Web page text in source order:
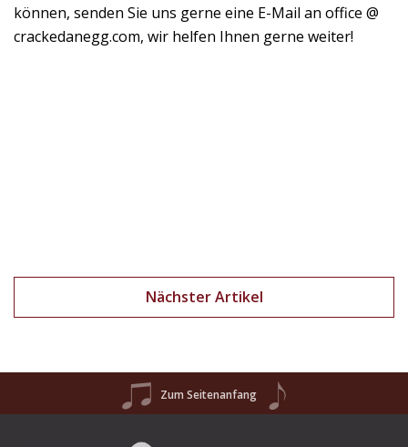
können, senden Sie uns gerne eine E-Mail an office @
crackedanegg.com, wir helfen Ihnen gerne weiter!
Nächster Artikel
Zum Seitenanfang